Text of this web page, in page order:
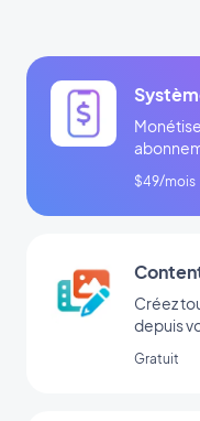
$49/mois
Créez
depuis
Gratuit